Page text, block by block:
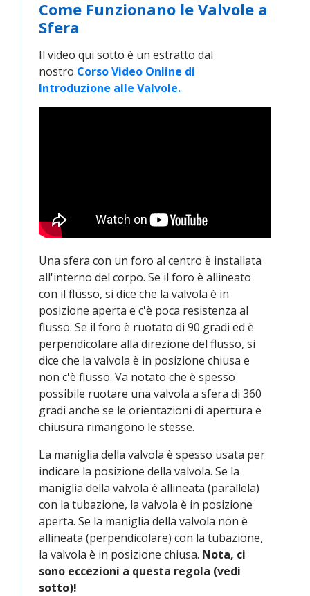
Come Funzionano le Valvole a
Sfera
Il video qui sotto è un estratto dal
nostro Corso Video Online di
Introduzione alle Valvole.
Una sfera con un foro al centro è installata
all'interno del corpo. Se il foro è allineato
con il flusso, si dice che la valvola è in
posizione aperta e c'è poca resistenza al
flusso. Se il foro è ruotato di 90 gradi ed è
perpendicolare alla direzione del flusso, si
dice che la valvola è in posizione chiusa e
non c'è flusso. Va notato che è spesso
possibile ruotare una valvola a sfera di 360
gradi anche se le orientazioni di apertura e
chiusura rimangono le stesse.
La maniglia della valvola è spesso usata per
indicare la posizione della valvola. Se la
maniglia della valvola è allineata (parallela)
con la tubazione, la valvola è in posizione
aperta. Se la maniglia della valvola non è
allineata (perpendicolare) con la tubazione,
la valvola è in posizione chiusa. Nota, ci
sono eccezioni a questa regola (vedi
sotto)!